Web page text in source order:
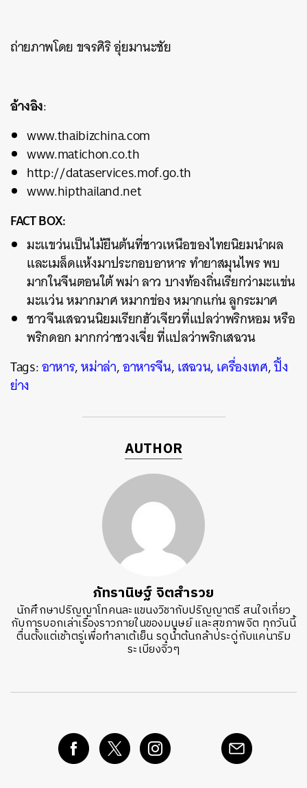
ถ่ายภาพโดย ขจรศิริ อุ่ยมานะชัย
อ้างอิง:
www.thaibizchina.com
www.matichon.co.th
http://dataservices.mof.go.th
www.hipthailand.net
FACT BOX:
มะแขว่นเป็นไม้ยืนต้นที่ชาวเหนือของไทยนิยมนำผล
และเมล็ดแห้งมาประกอบอาหาร ทำยาสมุนไพร พบ
มากในจีนตอนใต้ พม่า ลาว บางท้องถิ่นเรียกว่ามะแข่น
มะแว่น หมากมาศ หมากข่อง หมากแก่น ลูกระมาศ
ชาวจีนเสฉวนนิยมเรียกฮัวเจียวที่แปลว่าพริกหอม หรือ
พริกดอก มากกว่าชวงเจี่ย ที่แปลว่าพริกเสฉวน
Tags:อาหาร,หม่าล่า,อาหารจีน,เสฉวน,เครื่องเทศ,ปิ้ง
ย่าง
AUTHOR
ภัทรานิษฐ์ จิตสำรวย
นักศึกษาปริญญาโทคนละแขนงวิชากับปริญญาตรี สนใจเกี่ยว
กับการบอกเล่าเรื่องราวภายในของมนุษย์ และสุขภาพจิต ทุกวันนี้
ตื่นตั้งแต่เช้าตรู่เพื่อทำลาเต้เย็น รดน้ำต้นกล้าประดู่กับแคนาริม
ระเบียงจิ๋วๆ